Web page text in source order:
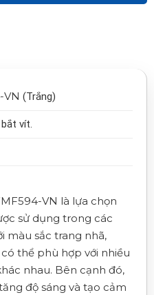
VN (Trắng)
vít.
VN là lựa chọn
sử dụng trong các
màu sắc trang nhã,
thể phù hợp với nhiều
nhau. Bên cạnh đó,
độ sáng và tạo cảm